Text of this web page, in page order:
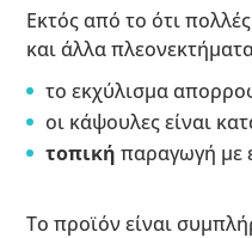
Εκτός από το ότι
και άλλα
το εκχύλισμα
οι κάψουλες είναι
τοπική παραγωγή με
Το προϊόν είναι